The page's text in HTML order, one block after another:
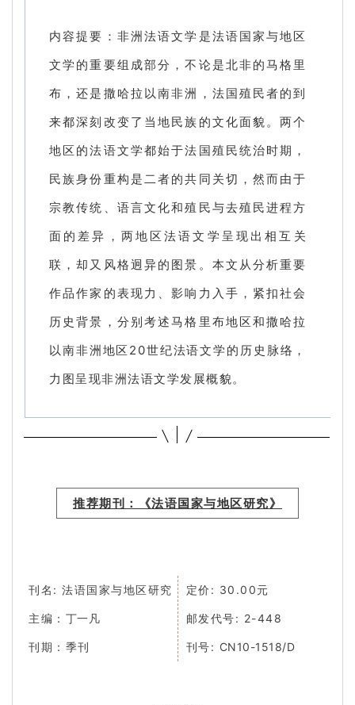
内容提要：非洲法语文学是法语国家与地区
文学的重要组成部分，不论是北非的马格里
布，还是撒哈拉以南非洲，法国殖民者的到
来都深刻改变了当地民族的文化面貌。两个
地区的法语文学都始于法国殖民统治时期，
民族身份重构是二者的共同关切，然而由于
宗教传统、语言文化和殖民与去殖民进程方
面的差异，两地区法语文学呈现出相互关
联，却又风格迥异的图景。本文从分析重要
作品作家的表现力、影响力入手，紧扣社会
历史背景，分别考述马格里布地区和撒哈拉
以南非洲地区20世纪法语文学的历史脉络，
力图呈现非洲法语文学发展概貌。
推荐期刊：《法语国家与地区研究》
刊名: 法语国家与地区研究
主编： 丁一凡
刊期： 季刊
定价: 30.00元
邮发代号: 2-448
刊号: CN10-1518/D